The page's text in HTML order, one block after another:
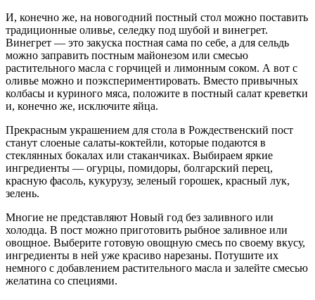
И, конечно же, на новогодний постный стол можно поставить
традиционные оливье, селедку под шубой и винегрет.
Винегрет — это закуска постная сама по себе, а для сельдь
можно заправить постным майонезом или смесью
растительного масла с горчицей и лимонным соком. А вот с
оливье можно и поэкспериментировать. Вместо привычных
колбасы и куриного мяса, положите в постный салат креветки
и, конечно же, исключите яйца.
Прекрасным украшением для стола в Рождественский пост
станут слоеные салаты-коктейли, которые подаются в
стеклянных бокалах или стаканчиках. Выбираем яркие
ингредиенты — огурцы, помидоры, болгарский перец,
красную фасоль, кукурузу, зеленый горошек, красный лук,
зелень.
Многие не представляют Новый год без заливного или
холодца. В пост можно приготовить рыбное заливное или
овощное. Выберите готовую овощную смесь по своему вкусу,
ингредиенты в ней уже красиво нарезаны. Потушите их
немного с добавлением растительного масла и залейте смесью
желатина со специями.